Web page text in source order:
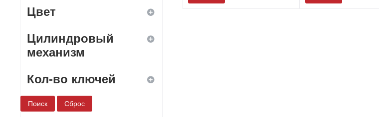
нет
сувальдный
цилиндровый
ключ-вертушка
ключ-ключ
Цвет
белый
Цилиндровый
механизм
да
нет
Кол-во ключей
1